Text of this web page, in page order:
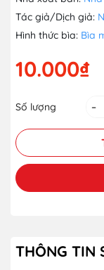
Tác giả/Dịch giả:
Hình thức bìa: Bìa
10.000₫
Số lượng –
THÔNG TIN